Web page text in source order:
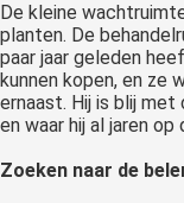
De kleine
planten. De
paar jaar geleden
kunnen kopen, en ze
ernaast. Hij is blij met
en waar hij al jaren
Zoeken naar de